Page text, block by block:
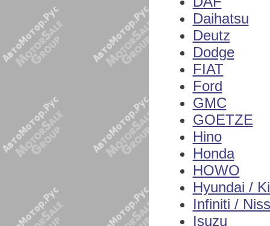
Daihatsu
Deutz
Dodge
FIAT
Ford
GMC
GOETZE
Hino
Honda
HOWO
Hyundai /
Infiniti /
Isuzu